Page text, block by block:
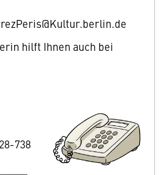
hilft Ihnen auch bei
738